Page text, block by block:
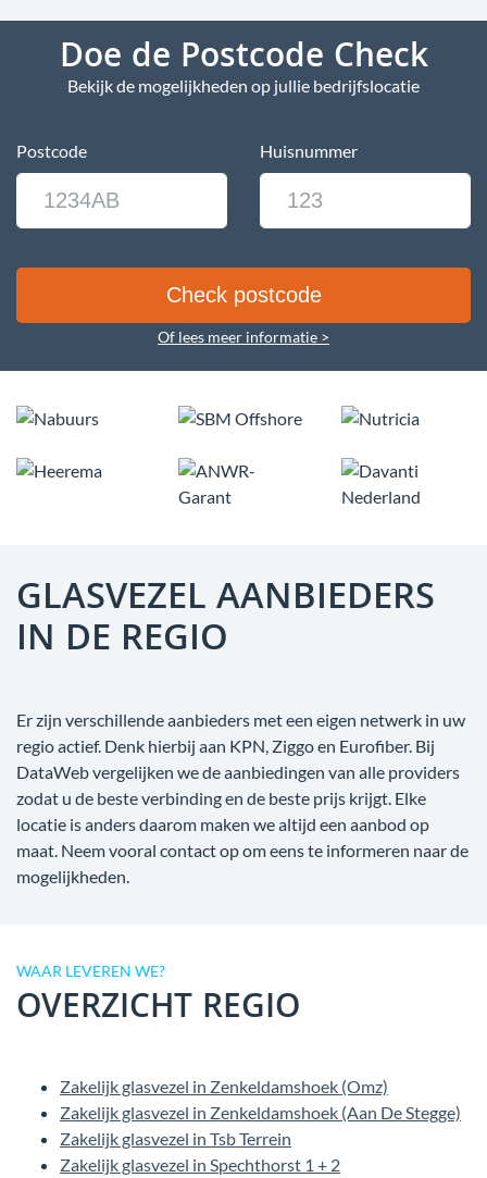
Doe de Postcode Check
Bekijk de mogelijkheden op jullie bedrijfslocatie
Postcode Huisnummer
Of lees meer informatie >
GLASVEZEL AANBIEDERS
IN DE REGIO
Er zijn verschillende aanbieders met een eigen netwerk in uw
regio actief. Denk hierbij aan KPN, Ziggo en Eurofiber. Bij
DataWeb vergelijken we de aanbiedingen van alle providers
zodat u de beste verbinding en de beste prijs krijgt. Elke
locatie is anders daarom maken we altijd een aanbod op
maat. Neem vooral contact op om eens te informeren naar de
mogelijkheden.
WAAR LEVEREN WE?
OVERZICHT REGIO
Zakelijk glasvezel in Zenkeldamshoek (Omz)
Zakelijk glasvezel in Zenkeldamshoek (Aan De Stegge)
Zakelijk glasvezel in Tsb Terrein
Zakelijk glasvezel in Spechthorst 1 + 2